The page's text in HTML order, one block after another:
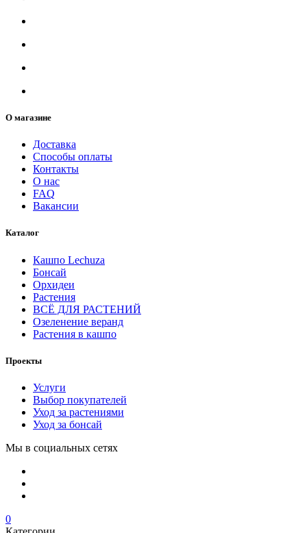
О магазине
Доставка
Способы оплаты
Контакты
О нас
FAQ
Вакансии
Каталог
Кашпо Lechuza
Бонсай
Орхидеи
Растения
ВСЁ ДЛЯ РАСТЕНИЙ
Озеленение веранд
Растения в кашпо
Проекты
Услуги
Выбор покупателей
Уход за растениями
Уход за бонсай
Мы в социальных сетях
0